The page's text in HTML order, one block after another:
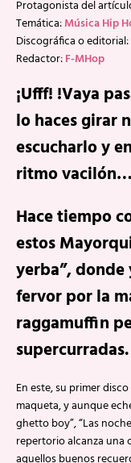
Protagonista del
Temática:Música Hip
Discográfica o editorial:
Redactor:F-MHop
¡Ufff! !Vaya
lo haces girar
escucharlo y
ritmo vacilón…
Hace tiempo
estos
yerba”,
fervor por la
raggamuffin
supercurradas.
En este, su primer
maqueta, y aunque
ghetto boy”, “Las
repertorio alcanza una